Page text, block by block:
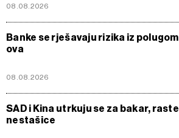
08.08.2026
Banke se rješavaju rizika iz
ova
08.08.2026
SAD i Kina utrkuju se za bakar,
nestašice